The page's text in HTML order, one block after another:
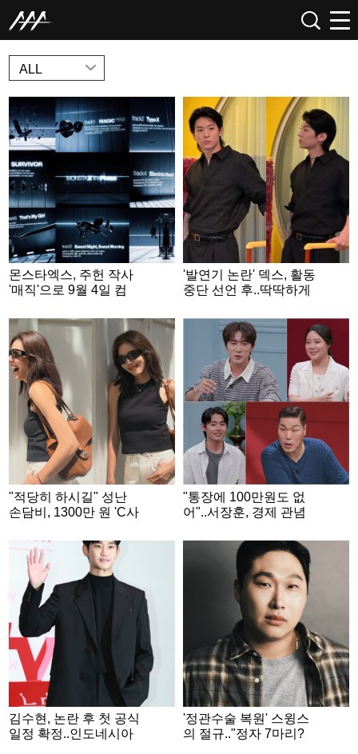
NEWS
ALL
몬스타엑스, 주헌 작사
'매직'으로 9월 4일 컴
'발연기 논란' 덱스, 활동
중단 선언 후..딱딱하게
"적당히 하시길" 성난
손담비, 1300만 원 'C사
"통장에 100만원도 없
어"..서장훈, 경제 관념
[연애전쟁]
김수현, 논란 후 첫 공식
일정 확정..인도네시아
'정관수술 복원' 스윙스
의 절규.."정자 7마리?